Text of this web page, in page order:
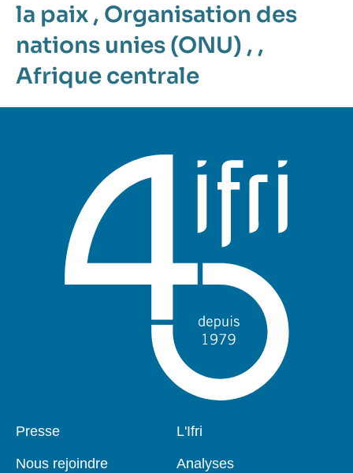
la paix , Organisation des
nations unies (ONU) , ,
Afrique centrale
Pied
Presse
Nous rejoindre
Navigation
L'Ifri
Analyses